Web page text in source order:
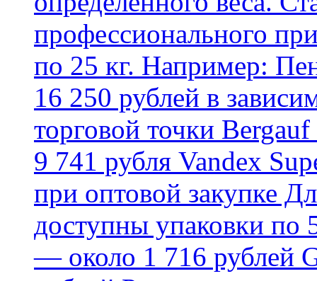
профессионального
по 25 кг. Например:
16 250 рублей в
торговой точки
9 741 рубля Vandex
при оптовой закупке
доступны упаковки по
— около 1 716 рублей